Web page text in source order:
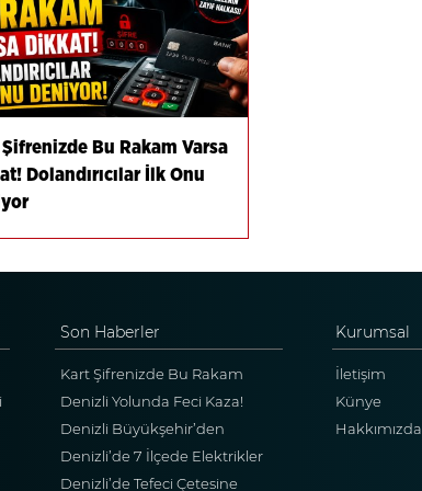
Şifrenizde Bu Rakam Varsa
Dolandırıcılar İlk Onu
Son Haberler
Kart Şifrenizde Bu Rakam
Varsa Dikkat! Dolandırıcılar İlk
Onu Deniyor
Denizli Yolunda Feci Kaza!
Motosiklet Sürücüsü Hayatını
Kaybetti
Denizli Büyükşehir’den
Buldan’a 160 Milyon Tl’lik Dev
Yatırım Hamlesi
Denizli’de 7 İlçede Elektrikler
Kesilecek! 9 Ağustos’ta Bu
Denizli’de Tefeci Çetesine
Kurumsal
İletişim
Künye
Hakkımızda